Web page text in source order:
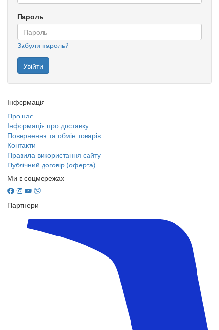
Пароль
Забули пароль?
Інформація
Про нас
Інформація про доставку
Повернення та обмін товарів
Контакти
Правила використання сайту
Публічний договір (оферта)
Ми в соцмережах
Партнери